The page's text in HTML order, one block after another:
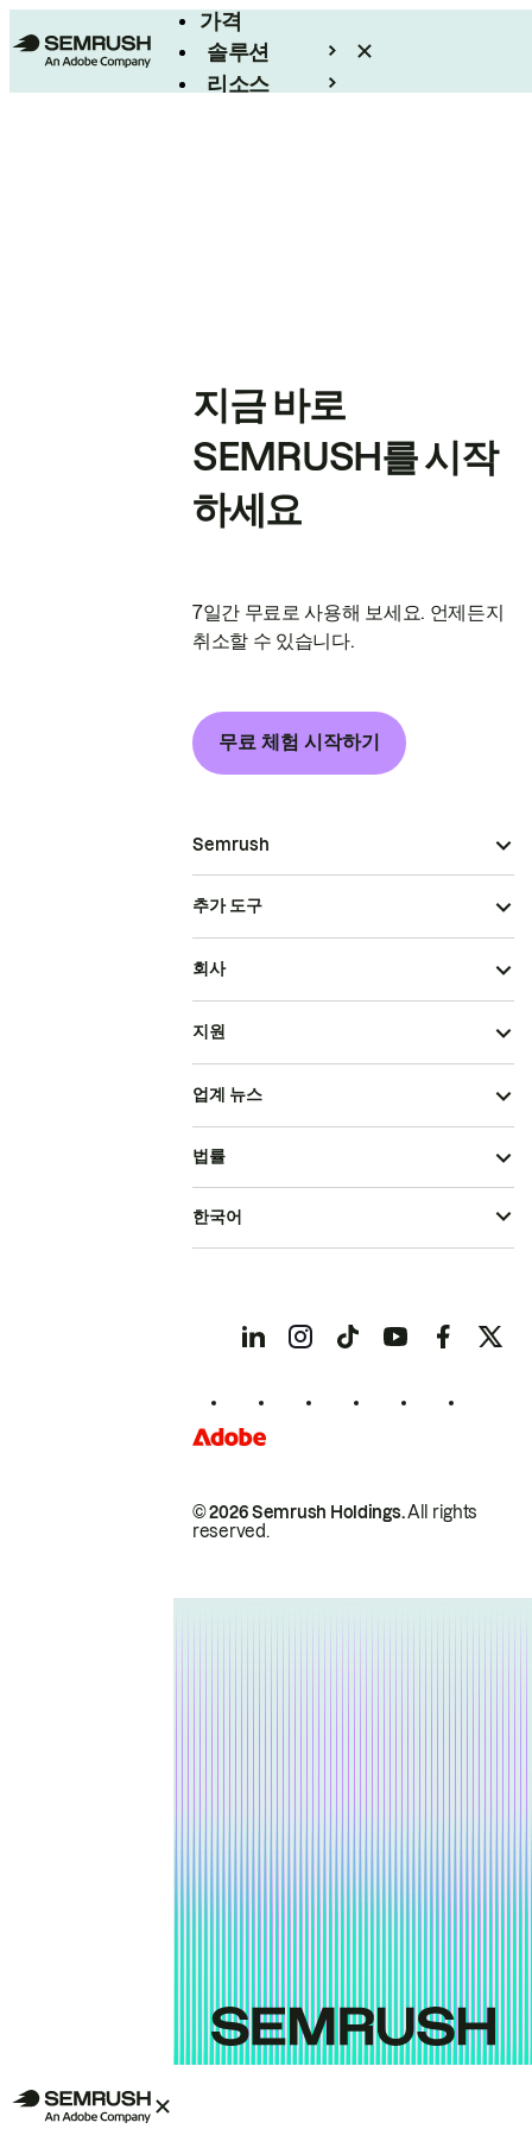
가격
솔루션
리소스
지금 바로
SEMRUSH를 시작
하세요
7일간 무료로 사용해 보세요. 언제든지
취소할 수 있습니다.
무료 체험 시작하기
Semrush
추가 도구
회사
지원
업계 뉴스
© 2026 Semrush Holdings.All rights
reserved.
법률
한국어